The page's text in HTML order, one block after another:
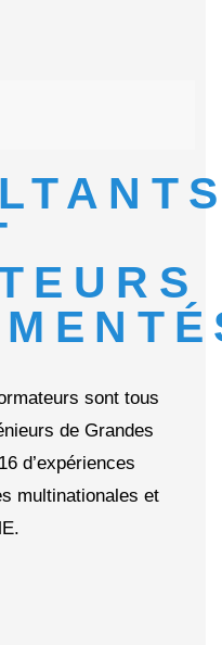
sont tous
de Grandes
d’expériences
multinationales et